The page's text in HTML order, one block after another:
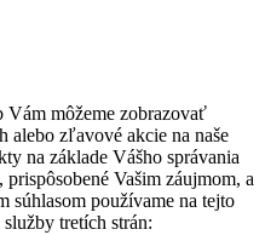
Vám môžeme zobrazovať
alebo zľavové akcie na naše
na základe Vášho správania
Vašim záujmom, a
súhlasom používame na tejto
tretích strán: